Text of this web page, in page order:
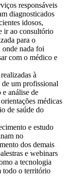
responsáveis
diagnosticados
idosos,
ir ao consultório
para o
nada foi
com o médico e
à
um profissional
análise de
médicas
de saúde do
e estudo
no
dos demais
e webinars
a tecnologia
todo o território